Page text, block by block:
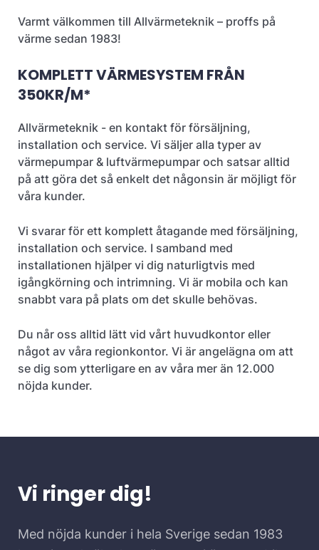
Varmt välkommen till Allvärmeteknik – proffs på
värme sedan 1983!
KOMPLETT VÄRMESYSTEM FRÅN
350KR/M*
Allvärmeteknik - en kontakt för försäljning,
installation och service. Vi säljer alla typer av
värmepumpar & luftvärmepumpar och satsar alltid
på att göra det så enkelt det någonsin är möjligt för
våra kunder.
Vi svarar för ett komplett åtagande med försäljning,
installation och service. I samband med
installationen hjälper vi dig naturligtvis med
igångkörning och intrimning. Vi är mobila och kan
snabbt vara på plats om det skulle behövas.
Du når oss alltid lätt vid vårt huvudkontor eller
något av våra regionkontor. Vi är angelägna om att
se dig som ytterligare en av våra mer än 12.000
nöjda kunder.
Vi ringer dig!
Med nöjda kunder i hela Sverige sedan 1983